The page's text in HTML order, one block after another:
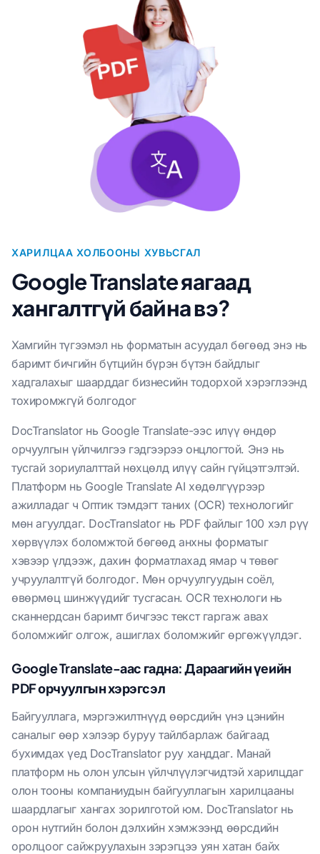
ХАРИЛЦАА ХОЛБООНЫ ХУВЬСГАЛ
Google Translate яагаад
хангалтгүй байна вэ?
Хамгийн түгээмэл нь форматын асуудал бөгөөд энэ нь
баримт бичгийн бүтцийн бүрэн бүтэн байдлыг
хадгалахыг шаарддаг бизнесийн тодорхой хэрэглээнд
тохиромжгүй болгодог
DocTranslator нь Google Translate-ээс илүү өндөр
орчуулгын үйлчилгээ гэдгээрээ онцлогтой. Энэ нь
тусгай зориулалттай нөхцөлд илүү сайн гүйцэтгэлтэй.
Платформ нь Google Translate AI хөдөлгүүрээр
ажилладаг ч Оптик тэмдэгт таних (OCR) технологийг
мөн агуулдаг. DocTranslator нь PDF файлыг 100 хэл рүү
хөрвүүлэх боломжтой бөгөөд анхны форматыг
хэвээр үлдээж, дахин форматлахад ямар ч төвөг
учруулалтгүй болгодог. Мөн орчуулгуудын соёл,
өвөрмөц шинжүүдийг тусгасан. OCR технологи нь
сканнердсан баримт бичгээс текст гаргаж авах
боломжийг олгож, ашиглах боломжийг өргөжүүлдэг.
Google Translate-аас гадна: Дараагийн үеийн
PDF орчуулгын хэрэгсэл
Байгууллага, мэргэжилтнүүд өөрсдийн үнэ цэнийн
саналыг өөр хэлээр буруу тайлбарлаж байгаад
бухимдах үед DocTranslator руу ханддаг. Манай
платформ нь олон улсын үйлчлүүлэгчидтэй харилцдаг
олон тооны компаниудын байгууллагын харилцааны
шаардлагыг хангах зорилготой юм. DocTranslator нь
орон нутгийн болон дэлхийн хэмжээнд өөрсдийн
оролцоог сайжруулахын зэрэгцээ уян хатан байх